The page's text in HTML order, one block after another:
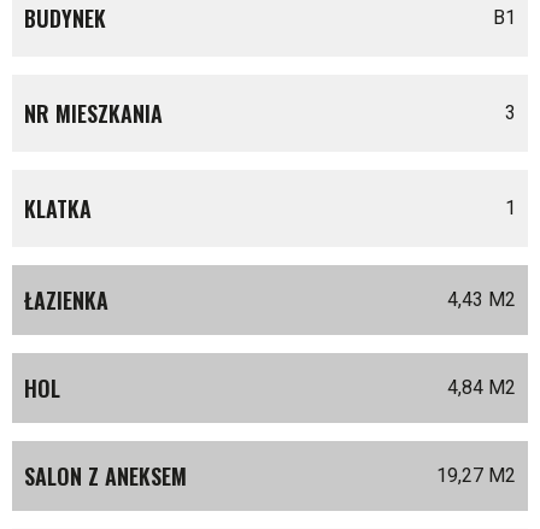
BUDYNEK B1
NR MIESZKANIA 3
KLATKA 1
ŁAZIENKA 4,43 M2
HOL 4,84 M2
SALON Z ANEKSEM 19,27 M2